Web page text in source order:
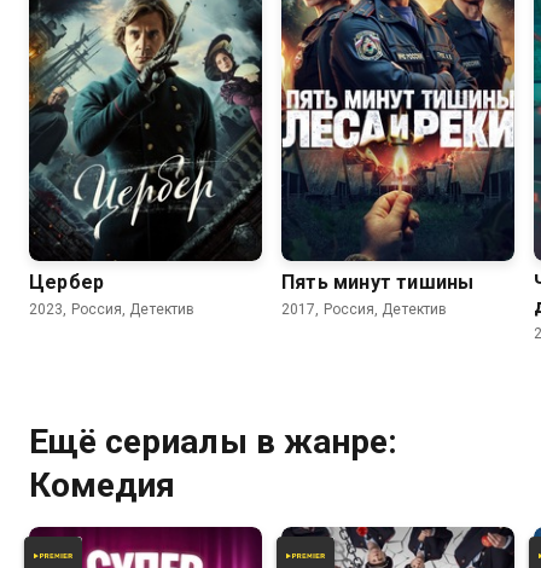
5.8
Цербер
2023, Россия, Детектив
Пять минут тишины
2017, Россия, Детектив
Ещё сериалы в жанре:
Комедия